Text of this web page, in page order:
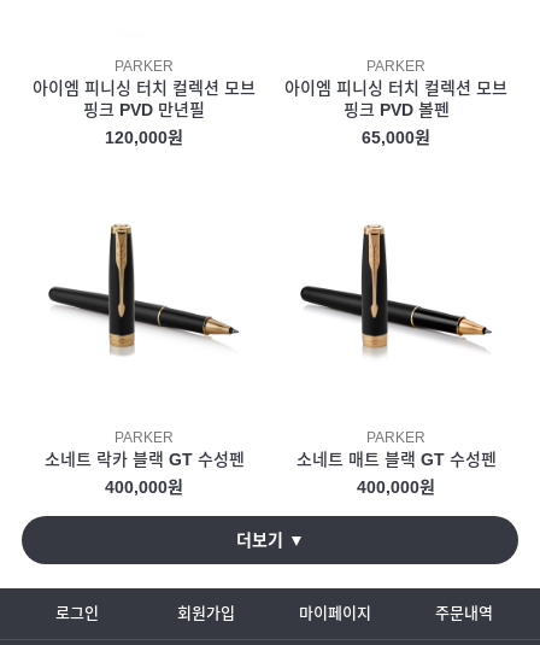
PARKER
아이엠 피니싱 터치 컬렉션 모브
핑크 PVD 만년필
120,000원
PARKER
아이엠 피니싱 터치 컬렉션 모브
핑크 PVD 볼펜
65,000원
PARKER
소네트 락카 블랙 GT 수성펜
400,000원
PARKER
소네트 매트 블랙 GT 수성펜
400,000원
더보기 ▼
로그인 회원가입 마이페이지 주문내역